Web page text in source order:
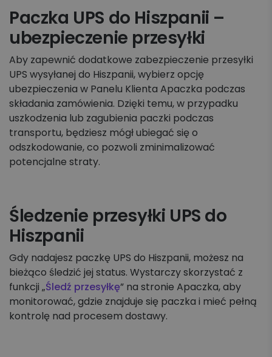
Paczka UPS do Hiszpanii –
ubezpieczenie przesyłki
Aby zapewnić dodatkowe zabezpieczenie przesyłki
UPS wysyłanej do Hiszpanii, wybierz opcję
ubezpieczenia w Panelu Klienta Apaczka podczas
składania zamówienia. Dzięki temu, w przypadku
uszkodzenia lub zagubienia paczki podczas
transportu, będziesz mógł ubiegać się o
odszkodowanie, co pozwoli zminimalizować
potencjalne straty.
Śledzenie przesyłki UPS do
Hiszpanii
Gdy nadajesz paczkę UPS do Hiszpanii, możesz na
bieżąco śledzić jej status. Wystarczy skorzystać z
funkcji „Śledź przesyłkę” na stronie Apaczka, aby
monitorować, gdzie znajduje się paczka i mieć pełną
kontrolę nad procesem dostawy.